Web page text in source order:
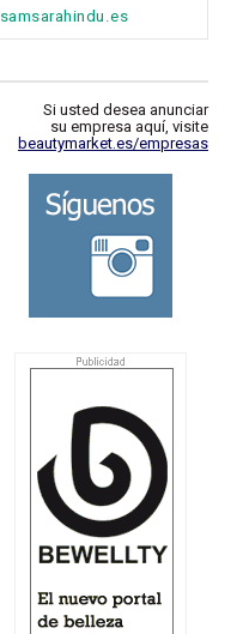
samsarahindu.es
Si usted desea anunciar
su empresa aquí, visite
beautymarket.es/empresas